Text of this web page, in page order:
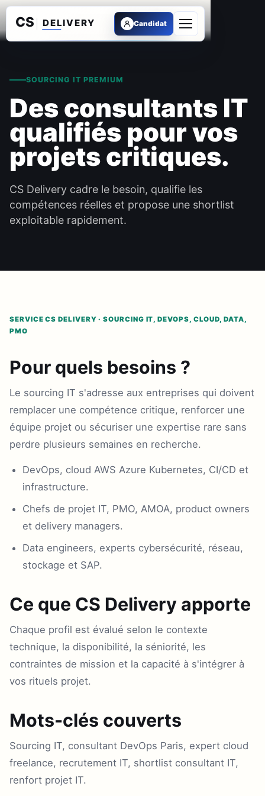
Candidat
Ouvrir le menu
SOURCING IT PREMIUM
Des consultants IT
qualifiés pour vos
projets critiques.
CS Delivery cadre le besoin, qualifie les
compétences réelles et propose une shortlist
exploitable rapidement.
SERVICE CS DELIVERY · SOURCING IT, DEVOPS, CLOUD, DATA,
PMO
Pour quels besoins ?
Le sourcing IT s'adresse aux entreprises qui doivent
remplacer une compétence critique, renforcer une
équipe projet ou sécuriser une expertise rare sans
perdre plusieurs semaines en recherche.
DevOps, cloud AWS Azure Kubernetes, CI/CD et
infrastructure.
Chefs de projet IT, PMO, AMOA, product owners
et delivery managers.
Data engineers, experts cybersécurité, réseau,
stockage et SAP.
Ce que CS Delivery apporte
Chaque profil est évalué selon le contexte
technique, la disponibilité, la séniorité, les
contraintes de mission et la capacité à s'intégrer à
vos rituels projet.
Mots-clés couverts
Sourcing IT, consultant DevOps Paris, expert cloud
freelance, recrutement IT, shortlist consultant IT,
renfort projet IT.